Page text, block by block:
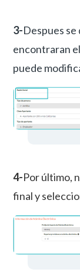
3-Despues
encontraran
puede
4-Por último,
final y